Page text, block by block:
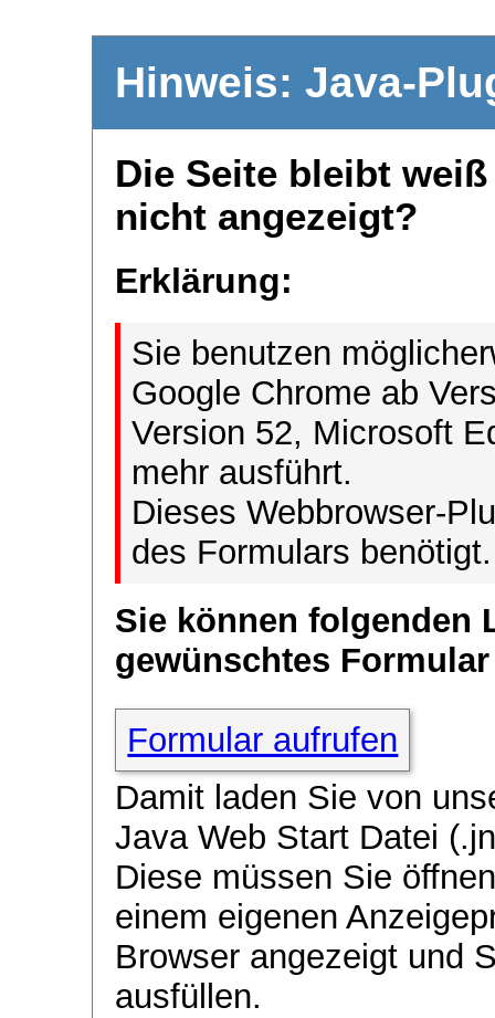
Hinweis: Java-
Die Seite bleibt
nicht angezeigt?
Erklärung:
Sie benutzen
Google Chrome ab
Version 52, Microsoft
mehr ausführt.
Dieses Webbrowser-
des Formulars benötigt.
Sie können folgenden
gewünschtes
Formular aufrufen
Damit laden Sie von
Java Web Start Datei
Diese müssen Sie
einem eigenen
Browser angezeigt und
ausfüllen.